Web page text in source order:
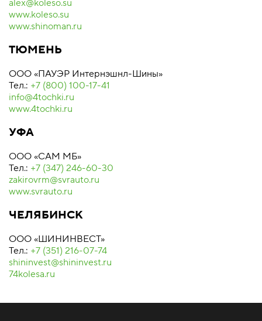
alex@koleso.su
www.koleso.su
www.shinoman.ru
ТЮМЕНЬ
ООО «ПАУЭР Интернэшнл-Шины»
Тел.: +7 (800) 100-17-41
info@4tochki.ru
www.4tochki.ru
УФА
ООО «САМ МБ»
Тел.: +7 (347) 246-60-30
zakirovrm@svrauto.ru
www.svrauto.ru
ЧЕЛЯБИНСК
ООО «ШИНИНВЕСТ»
Тел.: +7 (351) 216-07-74
shininvest@shininvest.ru
74kolesa.ru